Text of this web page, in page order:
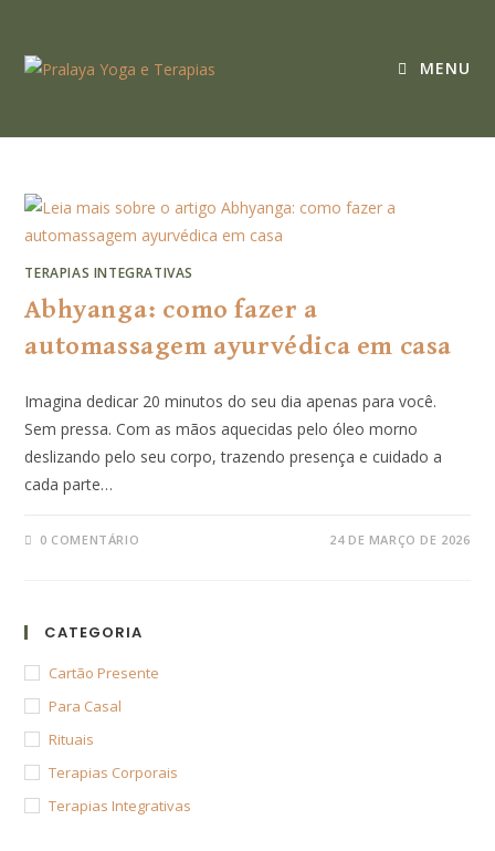
MENU
TERAPIAS INTEGRATIVAS
Abhyanga: como fazer a
automassagem ayurvédica em casa
Imagina dedicar 20 minutos do seu dia apenas para você.
Sem pressa. Com as mãos aquecidas pelo óleo morno
deslizando pelo seu corpo, trazendo presença e cuidado a
cada parte…
0 COMENTÁRIO 24 DE MARÇO DE 2026
CATEGORIA
Cartão Presente
Para Casal
Rituais
Terapias Corporais
Terapias Integrativas